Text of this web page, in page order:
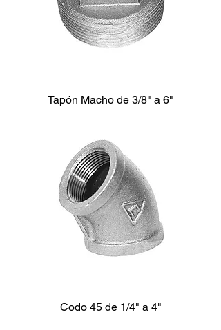
Tapón Macho de 3/8" a 6"
Codo 45 de 1/4" a 4"